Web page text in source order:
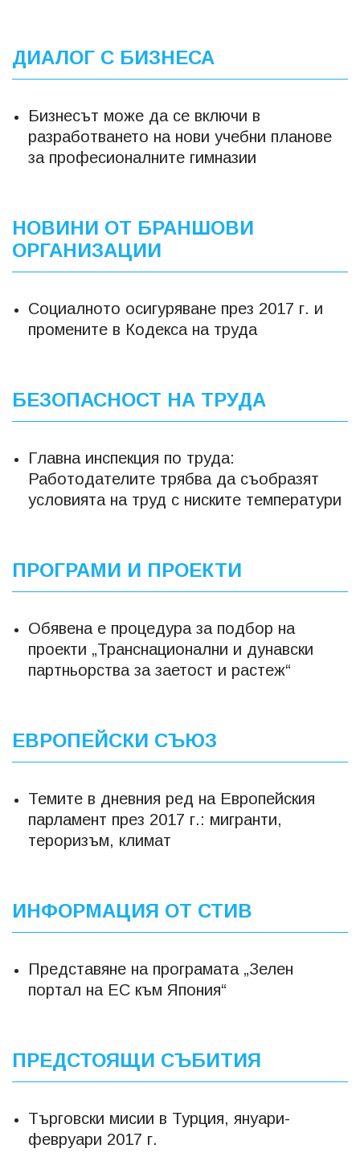
ДИАЛОГ С БИЗНЕСА
Бизнесът може да се включи в
разработването на нови учебни планове
за професионалните гимназии
НОВИНИ ОТ БРАНШОВИ
ОРГАНИЗАЦИИ
Социалното осигуряване през 2017 г. и
промените в Кодекса на труда
БЕЗОПАСНОСТ НА ТРУДА
Главна инспекция по труда:
Работодателите трябва да съобразят
условията на труд с ниските температури
ПРОГРАМИ И ПРОЕКТИ
Обявена е процедура за подбор на
проекти „Транснационални и дунавски
партньорства за заетост и растеж“
ЕВРОПЕЙСКИ СЪЮЗ
Темите в дневния ред на Европейския
парламент през 2017 г.: мигранти,
тероризъм, климат
ИНФОРМАЦИЯ ОТ СТИВ
Представяне на програмата „Зелен
портал на ЕС към Япония“
ПРЕДСТОЯЩИ СЪБИТИЯ
Търговски мисии в Турция, януари-
февруари 2017 г.